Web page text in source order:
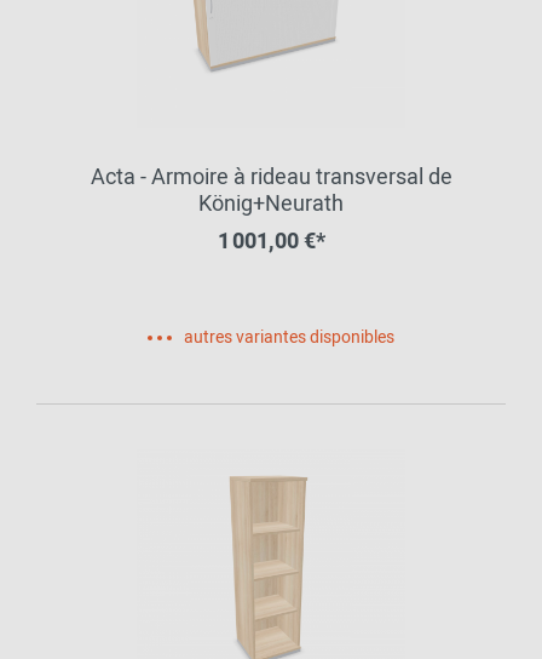
Acta - Armoire à rideau transversal de
König+Neurath
1 001,00 €*
autres variantes disponibles